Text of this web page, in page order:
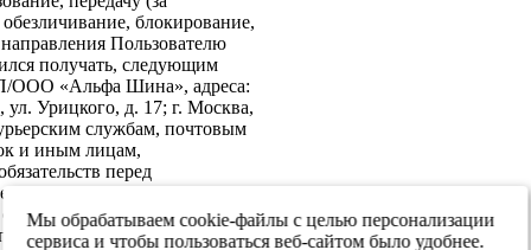
блокирование,
Пользователю
получать, следующим
ООО «Альфа Шина», адреса:
Урицкого, д. 17; г. Москва,
службам, почтовым
и иным лицам,
перед
на передачу в
информационной
данных третьим
Мы обрабатываем cookie-файлы с целью персонализации
сервиса и чтобы пользоваться веб-сайтом было удобнее.